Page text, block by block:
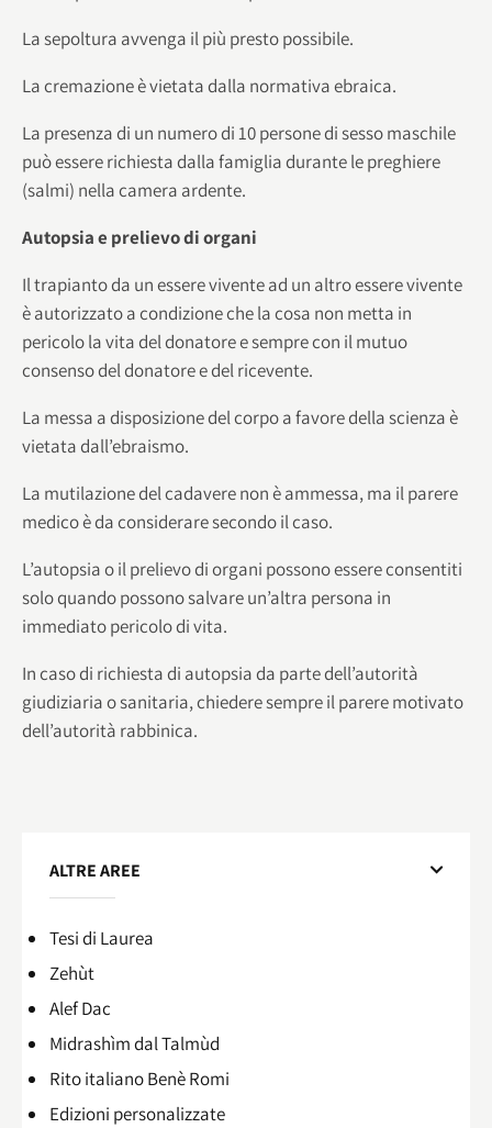
La sepoltura avvenga il più presto possibile.
La cremazione è vietata dalla normativa ebraica.
La presenza di un numero di 10 persone di sesso maschile
può essere richiesta dalla famiglia durante le preghiere
(salmi) nella camera ardente.
Autopsia e prelievo di organi
Il trapianto da un essere vivente ad un altro essere vivente
è autorizzato a condizione che la cosa non metta in
pericolo la vita del donatore e sempre con il mutuo
consenso del donatore e del ricevente.
La messa a disposizione del corpo a favore della scienza è
vietata dall’ebraismo.
La mutilazione del cadavere non è ammessa, ma il parere
medico è da considerare secondo il caso.
L’autopsia o il prelievo di organi possono essere consentiti
solo quando possono salvare un’altra persona in
immediato pericolo di vita.
In caso di richiesta di autopsia da parte dell’autorità
giudiziaria o sanitaria, chiedere sempre il parere motivato
dell’autorità rabbinica.
ALTRE AREE
Tesi di Laurea
Zehùt
Alef Dac
Midrashìm dal Talmùd
Rito italiano Benè Romi​
Edizioni personalizzate